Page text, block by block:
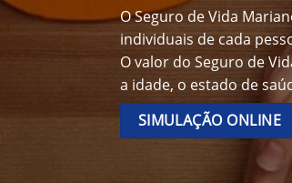
O Seguro de Vida
individuais de cada
O valor do Seguro de
a idade, o estado de
SIMULAÇÃO ONLINE